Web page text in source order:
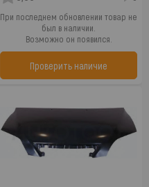
При последнем обновлении товар не
был в наличии.
Возможно он появился.
Проверить наличие